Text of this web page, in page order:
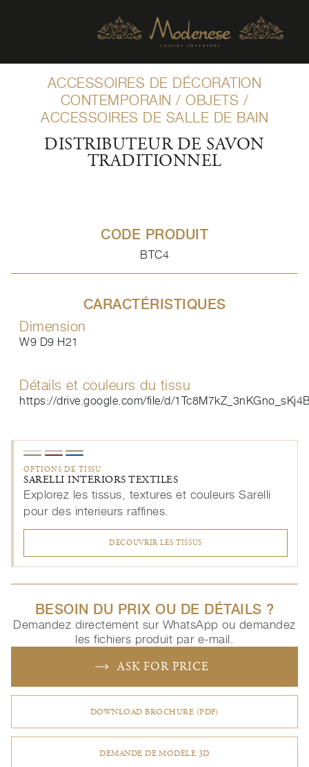
ACCESSOIRES DE DÉCORATION
CONTEMPORAIN /OBJETS /
ACCESSOIRES DE SALLE DE BAIN
DISTRIBUTEUR DE SAVON
TRADITIONNEL
CODE PRODUIT
BTC4
CARACTÉRISTIQUES
Dimension
W9 D9 H21
Détails et couleurs du tissu
https://drive.google.com/file/d/
OPTIONS DE TISSU
SARELLI INTERIORS TEXTILES
Explorez les tissus, textures et couleurs Sarelli
pour des interieurs raffines.
DECOUVRIR LES TISSUS
BESOIN DU PRIX OU DE DÉTAILS ?
Demandez directement sur WhatsApp ou demandez
les fichiers produit par e-mail.
ASK FOR PRICE
DOWNLOAD BROCHURE (PDF)
DEMANDE DE MODÈLE 3D